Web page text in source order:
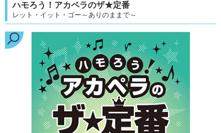
ハモろう！アカペラのザ★定番
レット・イット・ゴー～ありのままで～